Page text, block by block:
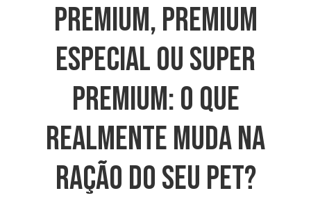
Premium, Premium
Especial Ou Super
Premium: O Que
Realmente Muda Na
Ração Do Seu Pet?